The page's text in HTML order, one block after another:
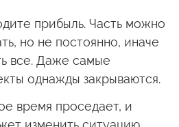
прибыль. Часть можно
но не постоянно, иначе
все. Даже самые
однажды закрываются.
время проседает, и